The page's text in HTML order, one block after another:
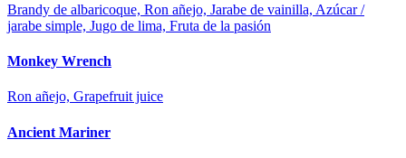
Brandy de albaricoque, Ron añejo, Jarabe de vainilla, Azúcar /
jarabe simple, Jugo de lima, Fruta de la pasión
Monkey Wrench
Ron añejo, Grapefruit juice
Ancient Mariner